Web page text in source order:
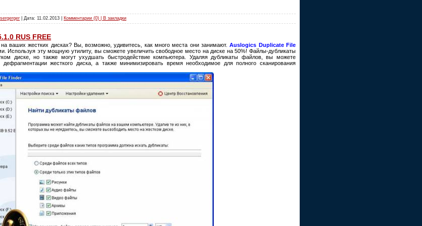
sergerger | Дата: 11.02.2013 Комментарии (0) | В закладки
RUS FREE
на ваших жестких дисках? Вы, возможно, удивитесь, как много места они занимают.Auslogics Duplicate File
Используя эту мощную утилиту, вы сможете увеличить свободное место на диске на 50%! Файлы-дубликаты
диске, но также могут ухудшать быстродействие компьютера. Удаляя дубликаты файлов, вы можете
жесткого диска, а также минимизировать время необходимое для полного сканирования